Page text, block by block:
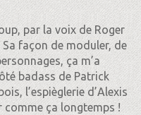
par la voix de Roger
façon de moduler, de
ça m’a
badass de Patrick
l’espièglerie d’Alexis
comme ça longtemps !